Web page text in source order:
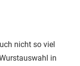
nicht so viel
in